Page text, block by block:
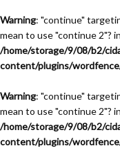
Warning: "continue"
mean to use "continue 2"? in
/home/storage/9/08/b2/
content/plugins/
Warning: "continue"
mean to use "continue 2"? in
/home/storage/9/08/b2/
content/plugins/